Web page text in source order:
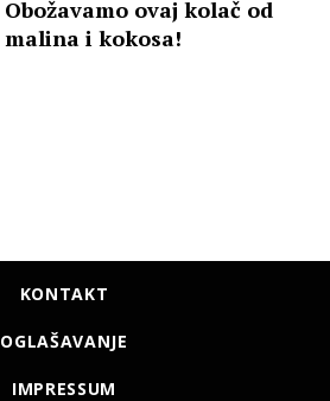
Obožavamo ovaj kolač od
malina i kokosa!
KONTAKT
OGLAŠAVANJE
IMPRESSUM